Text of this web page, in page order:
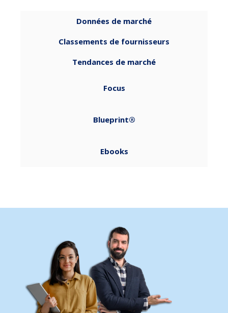
Données de marché
Classements de fournisseurs
Tendances de marché
Focus
Blueprint®
Ebooks